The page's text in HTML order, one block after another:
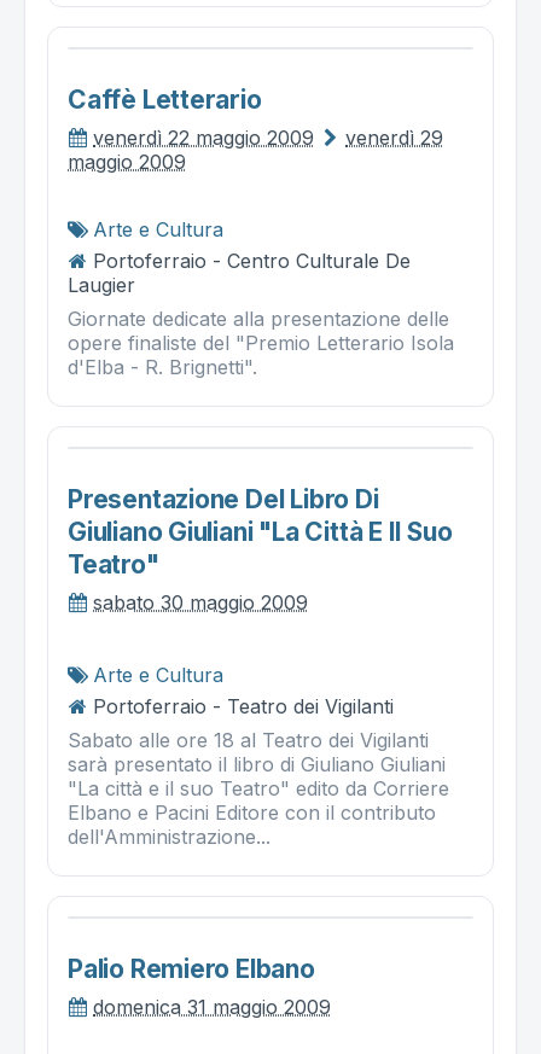
Caffè Letterario
venerdì 22 maggio 2009
venerdì 29
maggio 2009
Arte e Cultura
Portoferraio - Centro Culturale De
Laugier
Giornate dedicate alla presentazione delle
opere finaliste del "Premio Letterario Isola
d'Elba - R. Brignetti".
Presentazione Del Libro Di
Giuliano Giuliani "la Città E Il Suo
Teatro"
sabato 30 maggio 2009
Arte e Cultura
Portoferraio - Teatro dei Vigilanti
Sabato alle ore 18 al Teatro dei Vigilanti
sarà presentato il libro di Giuliano Giuliani
"La città e il suo Teatro" edito da Corriere
Elbano e Pacini Editore con il contributo
dell'Amministrazione...
Palio Remiero Elbano
domenica 31 maggio 2009